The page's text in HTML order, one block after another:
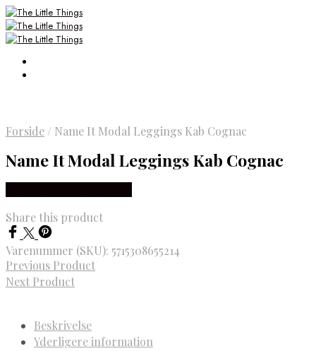
Forside / Name It Modal Leggings Kab Cognac
Name It Modal Leggings Kab Cognac
Share this product
Varenummer (SKU): 5715308655214
Previous Product
Next Product
Beskrivelse
Yderligere information